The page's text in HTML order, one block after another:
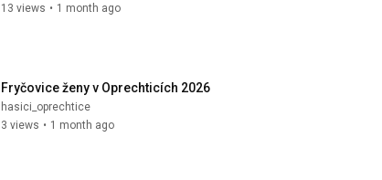
13 views • 1 month ago
Fryčovice ženy v Oprechticích 2026
hasici_oprechtice
3 views • 1 month ago